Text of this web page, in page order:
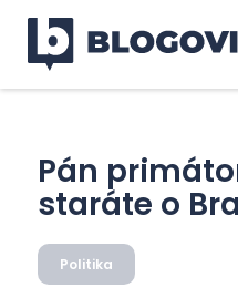
Pán
staráte o
Politika